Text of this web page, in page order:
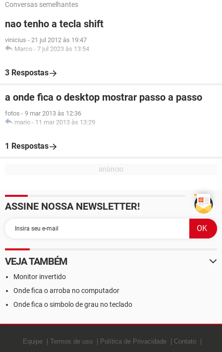
Conversas semelhantes
nao tenho a tecla shift
vinicius - 21 jul 2012 às 19:47
Marco - 7 jul 2023 às 13:54
3 Respostas
a onde fica o desktop mostrar passo a passo
fotos - 9 mar 2013 às 12:36
mario - 11 mar 2013 às 13:29
1 Respostas
ASSINE NOSSA NEWSLETTER!
VEJA TAMBÉM
Monitor invertido
Onde fica o arroba no computador
Onde fica o simbolo de grau no teclado
Equipe Termos de uso Política de Privacidade
Contato